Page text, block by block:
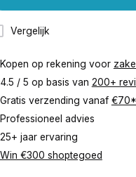
Vergelijk
Kopen op rekening voor
4.5 / 5 op basis van 200+
Gratis verzending vanaf €70*
Professioneel advies
25+ jaar ervaring
Win €300 shoptegoed